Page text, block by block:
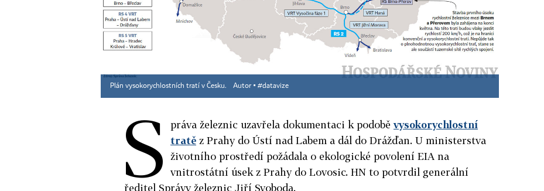
Plán vysokorychlostních tratí v Česku. Autor ▪ #datavize
S práva železnic uzavřela dokumentaci k podoběvysokorychlostní
tratě z Prahy do Ústí nad Labem a dál do Drážďan. U ministerstva
životního prostředí požádala o ekologické povolení EIA na
vnitrostátní úsek z Prahy do Lovosic. HN to potvrdil generální
ředitel Správy železnic Jiří Svoboda.